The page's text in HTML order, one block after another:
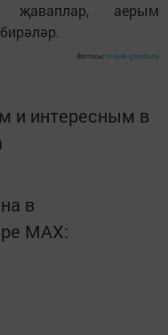
җаваплар, аерым
Фотосы: mayak-gazeta.ru
и интересным в
в
MАХ: